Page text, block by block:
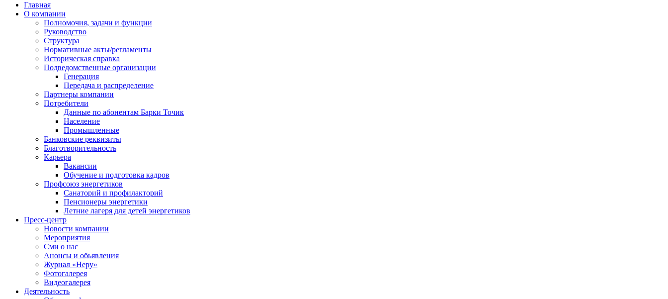
Главная
О компании
Полномочия, задачи и функции
Руководство
Структура
Нормативные акты/регламенты
Историческая справка
Подведомственные организации
Генерация
Передача и распределение
Партнеры компании
Потребители
Данные по абонентам Барки Точик
Население
Промышленные
Банковские реквизиты
Благотворительность
Карьера
Вакансии
Обучение и подготовка кадров
Профсоюз энергетиков
Санаторий и профилакторий
Пенсионеры энергетики
Летние лагеря для детей энергетиков
Пресс-центр
Новости компании
Мероприятия
Сми о нас
Анонсы и обьявления
Журнал «Неру»
Фотогалерея
Видеогалерея
Деятельность